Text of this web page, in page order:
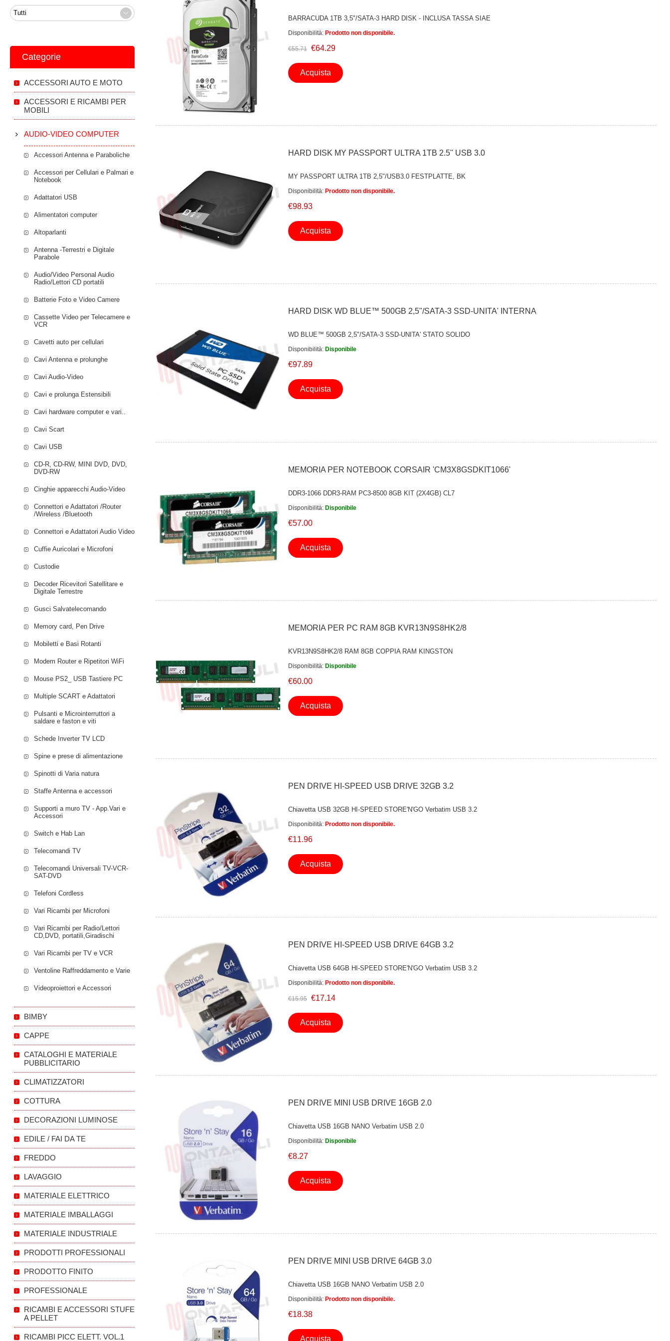
BARRACUDA 1TB 3,5"/SATA-3 HARD DISK - INCLUSA TASSA SIAE
Disponibilità: Prodotto non disponibile.
€55.71 €64.29
Acquista
HARD DISK MY PASSPORT ULTRA 1TB 2.5'' USB 3.0
MY PASSPORT ULTRA 1TB 2,5"/USB3.0 FESTPLATTE, BK
Disponibilità: Prodotto non disponibile.
€98.93
Acquista
HARD DISK WD BLUE™ 500GB 2,5"/SATA-3 SSD-UNITA' INTERNA
WD BLUE™ 500GB 2,5"/SATA-3 SSD-UNITA' STATO SOLIDO
Disponibilità: Disponibile
€97.89
Acquista
MEMORIA PER NOTEBOOK CORSAIR 'CM3X8GSDKIT1066'
DDR3-1066 DDR3-RAM PC3-8500 8GB KIT (2X4GB) CL7
Disponibilità: Disponibile
€57.00
Acquista
MEMORIA PER PC RAM 8GB KVR13N9S8HK2/8
KVR13N9S8HK2/8 RAM 8GB COPPIA RAM KINGSTON
Disponibilità: Disponibile
€60.00
Acquista
PEN DRIVE HI-SPEED USB DRIVE 32GB 3.2
Chiavetta USB 32GB HI-SPEED STORE'N'GO Verbatim USB 3.2
Disponibilità: Prodotto non disponibile.
€11.96
Acquista
PEN DRIVE HI-SPEED USB DRIVE 64GB 3.2
Chiavetta USB 64GB HI-SPEED STORE'N'GO Verbatim USB 3.2
Disponibilità: Prodotto non disponibile.
€15.95 €17.14
Acquista
PEN DRIVE MINI USB DRIVE 16GB 2.0
Chiavetta USB 16GB NANO Verbatim USB 2.0
Disponibilità: Disponibile
€8.27
Acquista
PEN DRIVE MINI USB DRIVE 64GB 3.0
Chiavetta USB 16GB NANO Verbatim USB 2.0
Disponibilità: Prodotto non disponibile.
€18.38
Acquista
Categorie
ACCESSORI AUTO E MOTO
ACCESSORI E RICAMBI PER
MOBILI
AUDIO-VIDEO COMPUTER
Accessori Antenna e Paraboliche
Accessori per Cellulari e Palmari e
Notebook
Adattatori USB
Alimentatori computer
Altoparlanti
Antenna -Terrestri e Digitale
Parabole
Audio/Video Personal Audio
Radio/Lettori CD portatili
Batterie Foto e Video Camere
Cassette Video per Telecamere e
VCR
Cavetti auto per cellulari
Cavi Antenna e prolunghe
Cavi Audio-Video
Cavi e prolunga Estensibili
Cavi hardware computer e vari..
Cavi Scart
Cavi USB
CD-R, CD-RW, MINI DVD, DVD,
DVD-RW
Cinghie apparecchi Audio-Video
Connettori e Adattatori /Router
/Wireless /Bluetooth
Connettori e Adattatori Audio Video
Cuffie Auricolari e Microfoni
Custodie
Decoder Ricevitori Satellitare e
Digitale Terrestre
Gusci Salvatelecomando
Memory card, Pen Drive
Mobiletti e Basi Rotanti
Modem Router e Ripetitori WiFi
Mouse PS2_ USB Tastiere PC
Multiple SCART e Adattatori
Pulsanti e Microinterruttori a
saldare e faston e viti
Schede Inverter TV LCD
Spine e prese di alimentazione
Spinotti di Varia natura
Staffe Antenna e accessori
Supporti a muro TV - App.Vari e
Accessori
Switch e Hab Lan
Telecomandi TV
Telecomandi Universali TV-VCR-
SAT-DVD
Telefoni Cordless
Vari Ricambi per Microfoni
Vari Ricambi per Radio/Lettori
CD,DVD, portatili,Giradischi
Vari Ricambi per TV e VCR
Ventoline Raffreddamento e Varie
Videoproiettori e Accessori
BIMBY
CAPPE
CATALOGHI E MATERIALE
PUBBLICITARIO
CLIMATIZZATORI
COTTURA
DECORAZIONI LUMINOSE
EDILE / FAI DA TE
FREDDO
LAVAGGIO
MATERIALE ELETTRICO
MATERIALE IMBALLAGGI
MATERIALE INDUSTRIALE
PRODOTTI PROFESSIONALI
PRODOTTO FINITO
PROFESSIONALE
RICAMBI E ACCESSORI STUFE
A PELLET
RICAMBI PICC ELETT. VOL.1